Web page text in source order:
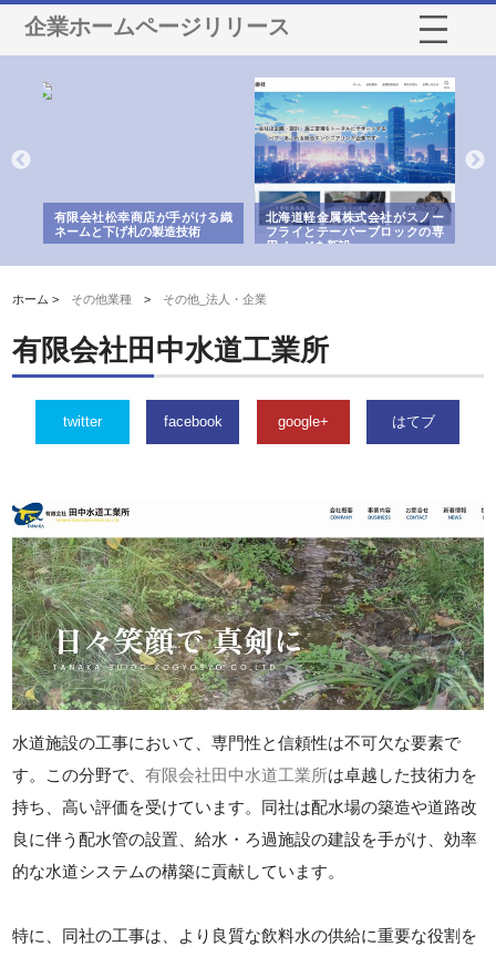
企業ホームページリリース
有限会社松幸商店が手がける織
ネームと下げ札の製造技術
北海道軽金属株式会社がスノー
フライとテーパーブロックの専
用ページを新設
ホーム > その他業種 > その他_法人・企業
有限会社田中水道工業所
twitter facebook google+ はてブ
水道施設の工事において、専門性と信頼性は不可欠な要素で
す。この分野で、有限会社田中水道工業所は卓越した技術力を
持ち、高い評価を受けています。同社は配水場の築造や道路改
良に伴う配水管の設置、給水・ろ過施設の建設を手がけ、効率
的な水道システムの構築に貢献しています。
特に、同社の工事は、より良質な飲料水の供給に重要な役割を